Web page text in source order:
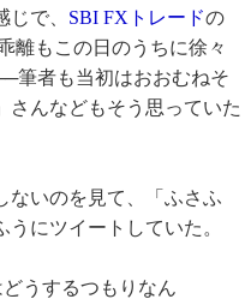
で、 SBI FXトレードの
離もこの日のうちに徐々
筆者も当初はおおむねそ
さんなどもそう思っていた
いのを見て、「ふさふ
にツイートしていた。
うするつもりなん